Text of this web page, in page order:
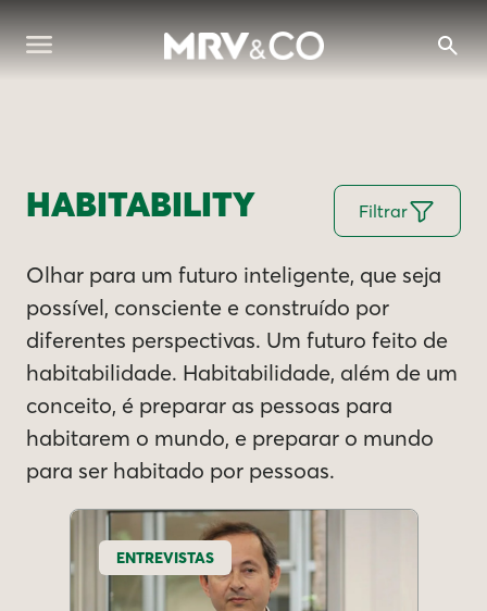
HABITABILITY Filtrar
Olhar para um futuro inteligente, que seja
possível, consciente e construído por
diferentes perspectivas. Um futuro feito de
habitabilidade. Habitabilidade, além de um
conceito, é preparar as pessoas para
habitarem o mundo, e preparar o mundo
para ser habitado por pessoas.
ENTREVISTAS